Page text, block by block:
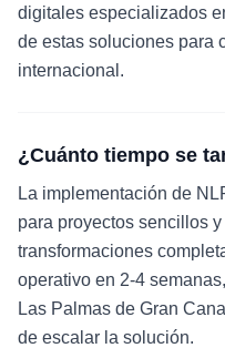
digitales especializados
de estas soluciones para
internacional.
¿Cuánto tiempo se
La implementación de
para proyectos sencillos
transformaciones
operativo en 2-4
Las Palmas de Gran
de escalar la solución.